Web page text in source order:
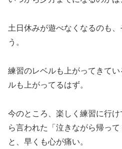
土日休みが遊べなくなるのも
う。
練習のレベルも上がってきて
ルも上がってるはず。
今のところ、楽しく練習に行
ら言われた「泣きながら帰っ
と、早くも心が痛い。